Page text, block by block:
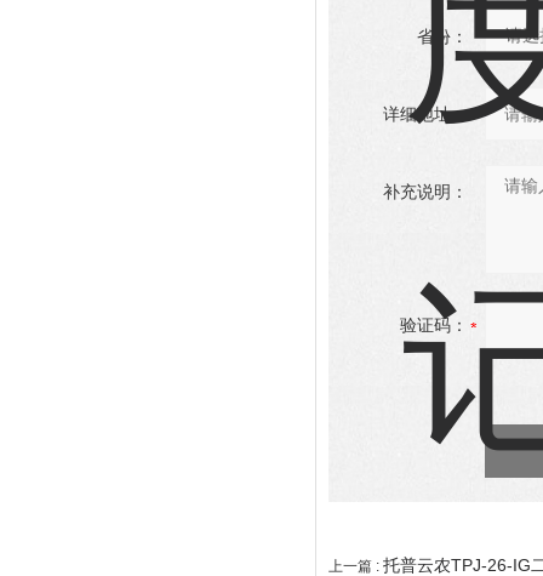
省份：
详细地址：
补充说明：
验证码：
上一篇 : 托普云农TPJ-26-IG